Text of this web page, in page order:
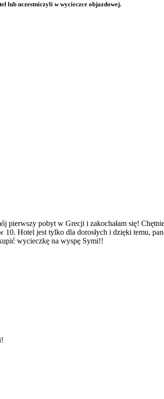
lub uczestniczyli w wycieczce objazdowej.
pobyt w Grecji i zakochałam się!
10. Hotel jest tylko dla dorosłych i dzięki temu,
wycieczkę na wyspę Symi!!